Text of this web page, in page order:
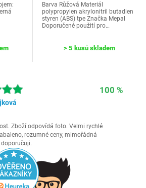
Barva Růžová Materiál
polypropylen akrylonitril butadien
styren (ABS) tpe Značka Mepal
Doporučené použití pro…
> 5 kusů skladem
100 %
Zboží odpovídá foto. Velmi rychlé
rozumné ceny, mimořádná